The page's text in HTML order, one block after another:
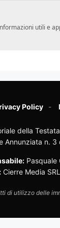
utili e
Policy
della
Annunziata n. 3
Pasquale
Cierre Media
di utilizzo delle